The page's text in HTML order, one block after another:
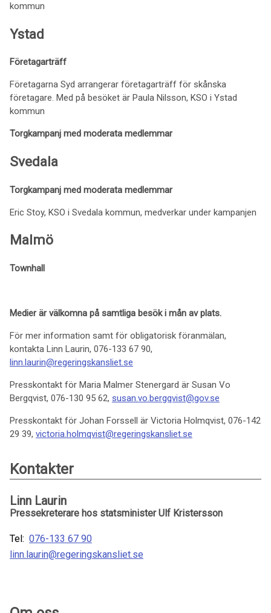
kommun
Ystad
Företagarträff
Företagarna Syd arrangerar företagarträff för skånska
företagare. Med på besöket är Paula Nilsson, KSO i Ystad
kommun
Torgkampanj med moderata medlemmar
Svedala
Torgkampanj med moderata medlemmar
Eric Stoy, KSO i Svedala kommun, medverkar under kampanjen
Malmö
Townhall
Medier är välkomna på samtliga besök i mån av plats.
För mer information samt för obligatorisk föranmälan,
kontakta Linn Laurin, 076-133 67 90,
linn.laurin@regeringskansliet.se
Presskontakt för Maria Malmer Stenergard är Susan Vo
Bergqvist, 076-130 95 62, susan.vo.bergqvist@gov.se
Presskontakt för Johan Forssell är Victoria Holmqvist, 076-142
29 39, victoria.holmqvist@regeringskansliet.se
Kontakter
Linn Laurin
Pressekreterare hos statsminister Ulf Kristersson
Tel: 076-133 67 90
linn.laurin@regeringskansliet.se